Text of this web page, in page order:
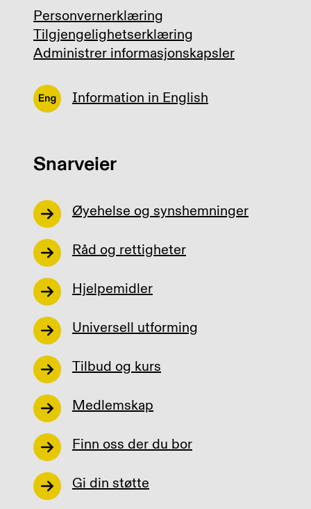
Personvernerklæring
Tilgjengelighetserklæring
Administrer informasjonskapsler
Information in English
Snarveier
Øyehelse og synshemninger
Råd og rettigheter
Hjelpemidler
Universell utforming
Tilbud og kurs
Medlemskap
Finn oss der du bor
Gi din støtte